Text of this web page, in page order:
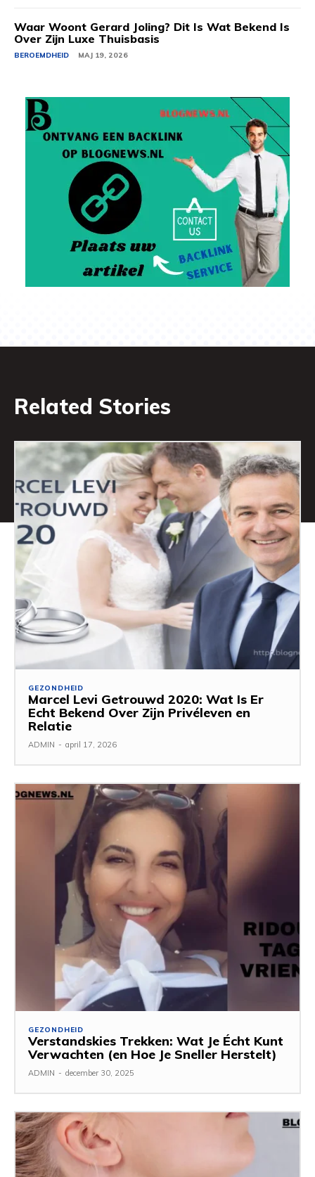
Waar Woont Gerard Joling? Dit Is Wat Bekend Is
Over Zijn Luxe Thuisbasis
BEROEMDHEID MAJ 19, 2026
Related Stories
GEZONDHEID
Marcel Levi Getrouwd 2020: Wat Is Er
Echt Bekend Over Zijn Privéleven en
Relatie
ADMIN - april 17, 2026
GEZONDHEID
Verstandskies Trekken: Wat Je Écht Kunt
Verwachten (en Hoe Je Sneller Herstelt)
ADMIN - december 30, 2025